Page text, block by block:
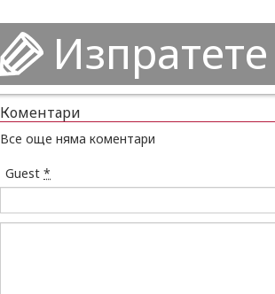
Коментари
Все още няма коментари
Guest *